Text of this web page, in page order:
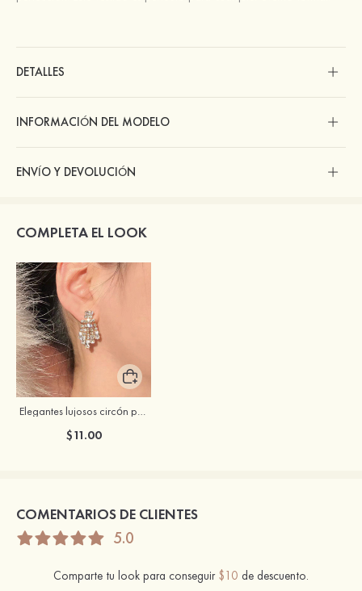
DETALLES
INFORMACIÓN DEL MODELO
ENVÍO Y DEVOLUCIÓN
COMPLETA EL LOOK
Elegantes lujosos circón pendientes
$11.00
COMENTARIOS DE CLIENTES
5.0
Comparte tu look para conseguir $10 de descuento.